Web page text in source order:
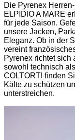
Die Pyrenex
ELPIDIO A MARE
für jede Saison.
unsere Jacken,
Eleganz. Ob in der
vereint
Pyrenex richtet sich
sowohl technisch
COLTORTI finden
Kälte zu schützen
unterstreichen.